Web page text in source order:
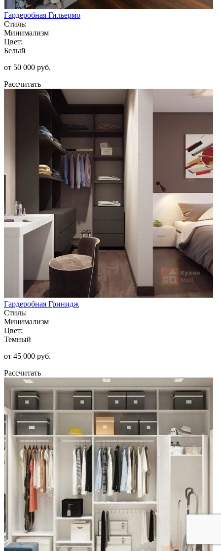
Гардеробная Гильермо
Стиль:
Минимализм
Цвет:
Белый
от 50 000 руб.
Рассчитать
Гардеробная Гринидж
Стиль:
Минимализм
Цвет:
Темный
от 45 000 руб.
Рассчитать